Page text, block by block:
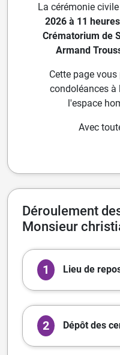
La cérémonie
2026 à 11
Crématorium de
Armand
Cette page
condoléances à
l'espace
Avec
Déroulement
Monsieur
1 Lieu de
2 Dépôt des